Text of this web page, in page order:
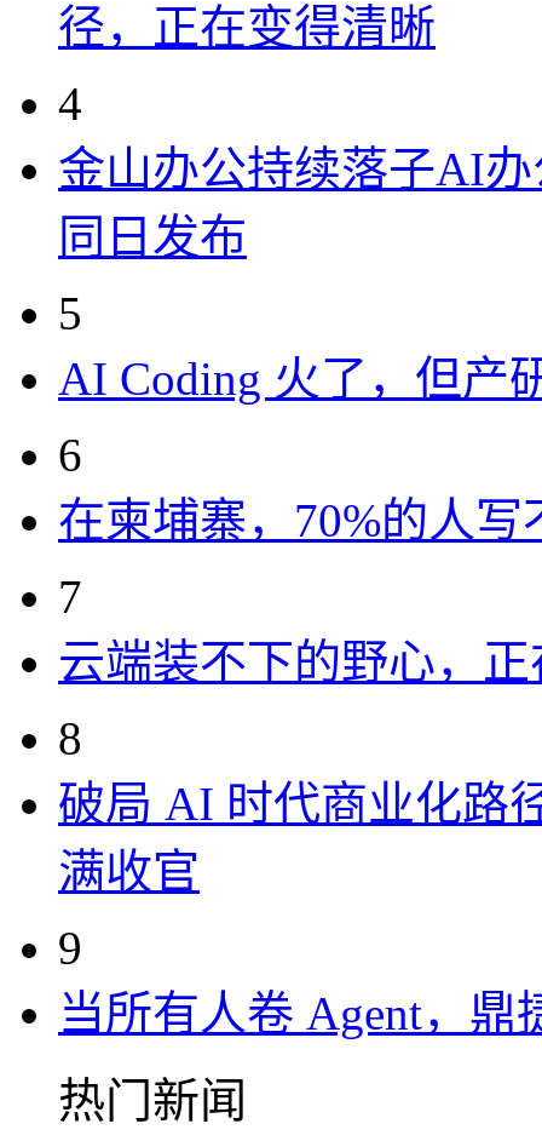
径，正在变得清晰
4
金山办公持续落子AI办
同日发布
5
AI Coding 火了，但产
6
在柬埔寨，70%的人写
7
云端装不下的野心，
8
破局 AI 时代商业化路
满收官
9
当所有人卷 Agent，
热门新闻